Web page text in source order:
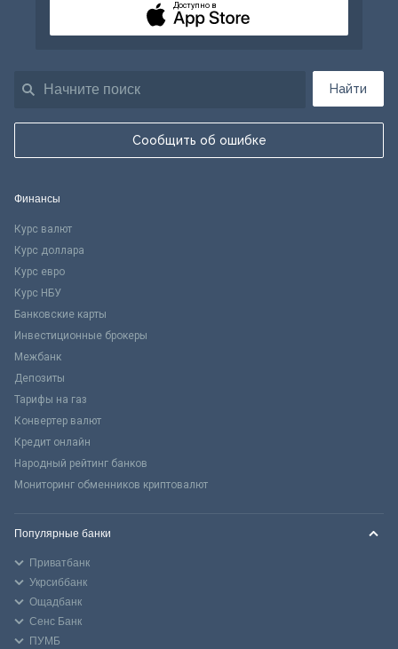
Найти
Сообщить об ошибке
Доступно в
Финансы
Курс валют
Курс доллара
Курс евро
Курс НБУ
Банковские карты
Инвестиционные брокеры
Межбанк
Депозиты
Тарифы на газ
Конвертер валют
Кредит онлайн
Народный рейтинг банков
Мониторинг обменников криптовалют
Популярные банки
Приватбанк
Укрсиббанк
Ощадбанк
Сенс Банк
ПУМБ